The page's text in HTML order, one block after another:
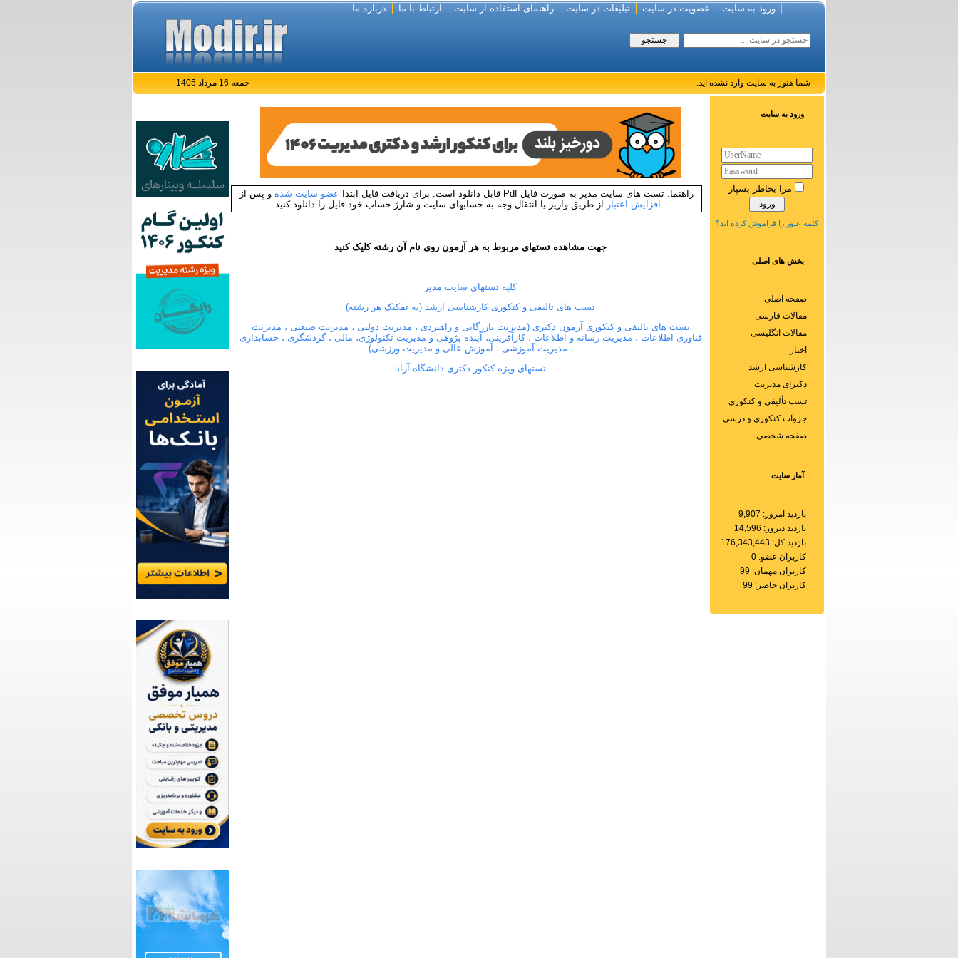
ورود به سایت عضویت در سایت تبلیغات در سایت راهنمای استفاده از سایت ارتباط با ما درباره ما
شما هنوز به سایت وارد نشده اید. جمعه 16 مرداد 1405
ورود به سایت
مرا بخاطر بسپار
کلمه عبور را فراموش کرده اید؟
بخش های اصلی
صفحه اصلی
مقالات فارسی
مقالات انگلیسی
اخبار
کارشناسی ارشد
دکترای مدیریت
تست تألیفی و کنکوری
جزوات کنکوری و درسی
صفحه شخصی
آمار سایت
بازدید امروز: 9,907
بازدید دیروز: 14,596
بازدید کل: 176,343,443
کاربران عضو: 0
کاربران مهمان: 99
کاربران حاضر: 99
راهنما: تست های سایت مدیر به صورت فایل Pdf قابل دانلود است. برای دریافت فایل ابتدا عضو سایت شده و پس از
افزایش اعتبار
از طریق واریز یا انتقال وجه به حسابهای سایت و شارژ حساب خود فایل را دانلود کنید.
جهت مشاهده تستهای مربوط به هر آزمون روی نام آن رشته کلیک کنید
کلیه تستهای سایت مدیر
تست های تالیفی و کنکوری کارشناسی ارشد (به تفکیک هر رشته)
تست های تالیفی و کنکوری آزمون دکتری (مدیریت بازرگانی و راهبردی ، مدیریت دولتی ، مدیریت صنعتی ، مدیریت
فناوری اطلاعات ، مدیریت رسانه و اطلاعات ، کارآفرینی، آینده پژوهی و مدیریت تکنولوژی، مالی ، گردشگری ، حسابداری
، مدیریت آموزشی ، آموزش عالی و مدیریت ورزشی)
تستهای ویژه کنکور دکتری دانشگاه آزاد